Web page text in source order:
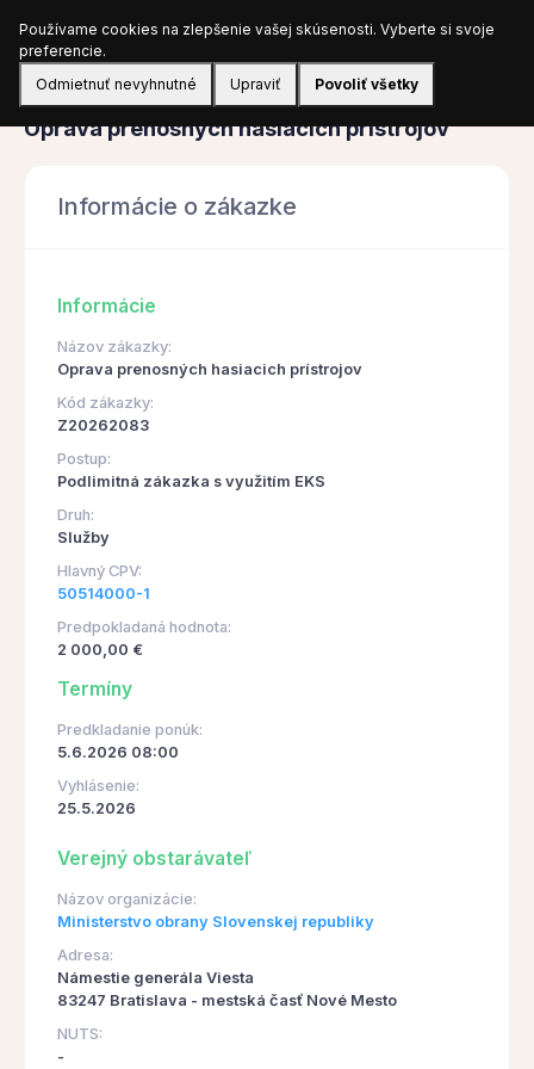
Prihlásiť sa
Obstarávanie
Oprava prenosných hasiacich prístrojov
Informácie o zákazke
Informácie
Názov zákazky:
Oprava prenosných hasiacich prístrojov
Kód zákazky:
Z20262083
Postup:
Podlimitná zákazka s využitím EKS
Druh:
Služby
Hlavný CPV:
50514000-1
Predpokladaná hodnota:
2 000,00 €
Termíny
Predkladanie ponúk:
5.6.2026 08:00
Vyhlásenie:
25.5.2026
Verejný obstarávateľ
Názov organizácie:
Ministerstvo obrany Slovenskej republiky
Adresa:
Námestie generála Viesta
83247 Bratislava - mestská časť Nové Mesto
NUTS:
-
Používame cookies na zlepšenie vašej skúsenosti. Vyberte si svoje
preferencie.
Odmietnuť nevyhnutné
Upraviť Povoliť všetky